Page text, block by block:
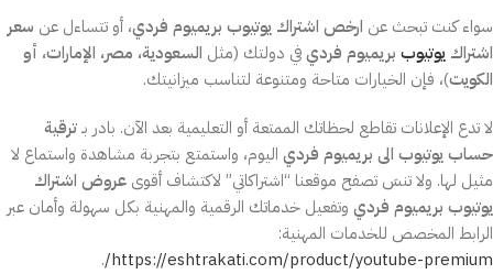
سواء كنت تبحث عن ارخص اشتراك يوتيوب بريميوم فردي، أو تتساءل عن سعر
اشتراك يوتيوب بريميوم فرديفي دولتك (مثل السعودية، مصر، الإمارات، أو
الكويت)، فإن الخيارات متاحة ومتنوعة لتناسب ميزانيتك.
لا تدع الإعلانات تقاطع لحظاتك الممتعة أو التعليمية بعد الآن. بادر بـترقية
حساب يوتيوب الى بريميوم فردي اليوم، واستمتع بتجربة مشاهدة واستماع لا
مثيل لها. ولا تنسَ تصفح موقعنا “اشتراكاتي” لاكتشاف أقوى عروض اشتراك
يوتيوب بريميوم فردي وتفعيل خدماتك الرقمية والمهنية بكل سهولة وأمان عبر
الرابط المخصص للخدمات المهنية:
https://eshtrakati.com/product/youtube-premium/
.